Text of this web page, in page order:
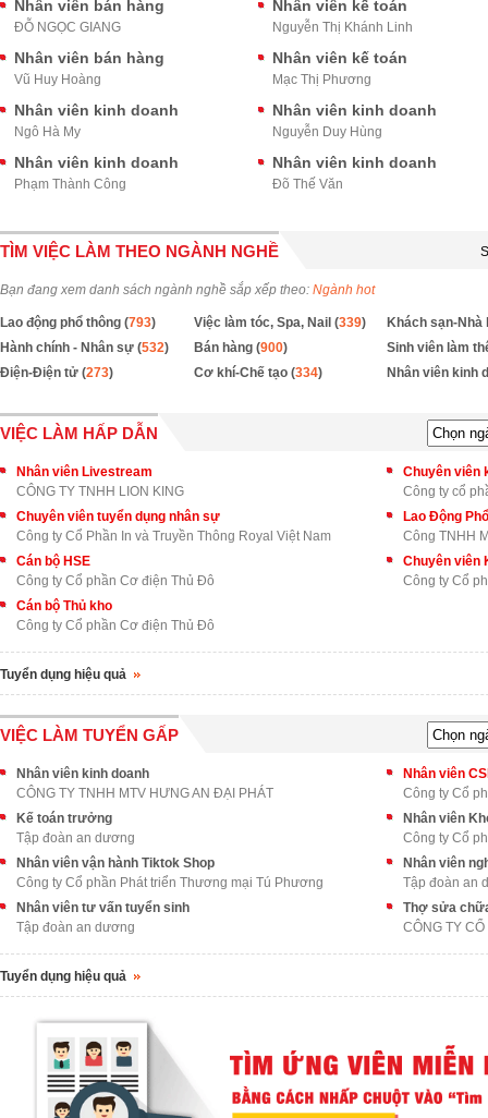
Nhân viên bán hàng
ĐỖ NGỌC GIANG
Nhân viên kế toán
Nguyễn Thị Khánh Linh
Nhân viên bán hàng
Vũ Huy Hoàng
Nhân viên kế toán
Mạc Thị Phương
Nhân viên kinh doanh
Ngô Hà My
Nhân viên kinh doanh
Nguyễn Duy Hùng
Nhân viên kinh doanh
Phạm Thành Công
Nhân viên kinh doanh
Đõ Thế Văn
TÌM VIỆC LÀM THEO NGÀNH NGHỀ
Bạn đang xem danh sách ngành nghề sắp xếp theo: Ngành hot
Lao động phổ thông (793) Việc làm tóc, Spa, Nail (339)
Khách sạn-Nhà
Hành chính - Nhân sự (532) Bán hàng (900)
Sinh viên làm
Điện-Điện tử (273) Cơ khí-Chế tạo (334) Nhân viên kinh
VIỆC LÀM HẤP DẪN
Nhân viên Livestream
CÔNG TY TNHH LION KING
Công ty cổ
Chuyên viên tuyển dụng nhân sự
Công ty Cổ Phần In và Truyền Thông Royal Việt Nam
Lao Động
Công TNHH
Cán bộ HSE
Công ty Cổ phần Cơ điện Thủ Đô
Chuyên viên
Công ty Cổ
Cán bộ Thủ kho
Công ty Cổ phần Cơ điện Thủ Đô
Tuyển dụng hiệu quả
VIỆC LÀM TUYỂN GẤP
Nhân viên kinh doanh
CÔNG TY TNHH MTV HƯNG AN ĐẠI PHÁT
Nhân viên
Công ty Cổ
Kế toán trưởng
Tập đoàn an dương
Nhân viên
Công ty Cổ
Nhân viên vận hành Tiktok Shop
Công ty Cổ phần Phát triển Thương mại Tú Phương
Nhân viên
Tập đoàn an
Nhân viên tư vấn tuyển sinh
Tập đoàn an dương
Thợ sửa
Tuyển dụng hiệu quả